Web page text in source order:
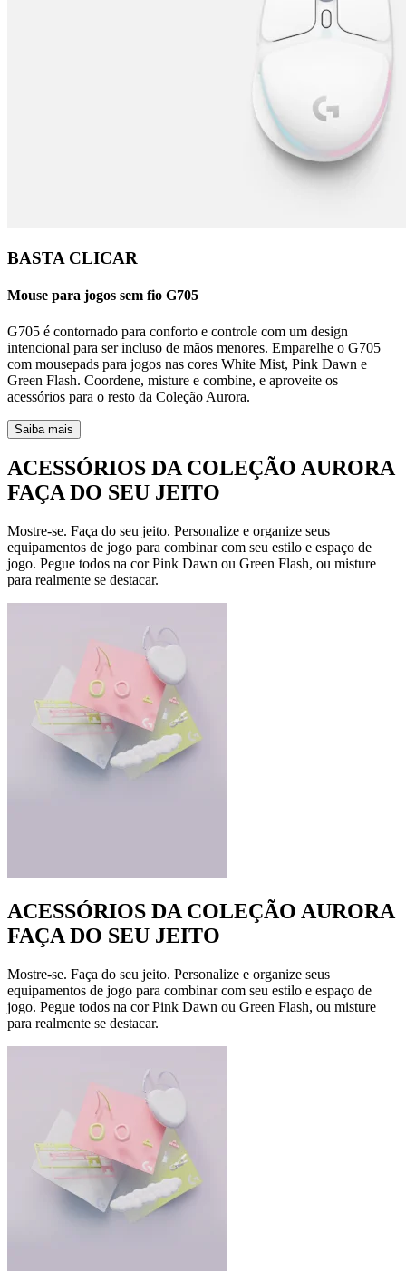
BASTA CLICAR
Mouse para jogos sem fio G705
G705 é contornado para conforto e controle com um design
intencional para ser incluso de mãos menores. Emparelhe o G705
com mousepads para jogos nas cores White Mist, Pink Dawn e
Green Flash. Coordene, misture e combine, e aproveite os
acessórios para o resto da Coleção Aurora.
Saiba mais
ACESSÓRIOS DA COLEÇÃO AURORA
FAÇA DO SEU JEITO
Mostre-se. Faça do seu jeito. Personalize e organize seus
equipamentos de jogo para combinar com seu estilo e espaço de
jogo. Pegue todos na cor Pink Dawn ou Green Flash, ou misture
para realmente se destacar.
ACESSÓRIOS DA COLEÇÃO AURORA
FAÇA DO SEU JEITO
Mostre-se. Faça do seu jeito. Personalize e organize seus
equipamentos de jogo para combinar com seu estilo e espaço de
jogo. Pegue todos na cor Pink Dawn ou Green Flash, ou misture
para realmente se destacar.